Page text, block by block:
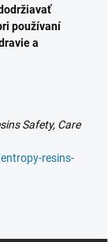
používaní
a
Safety, Care
resins-